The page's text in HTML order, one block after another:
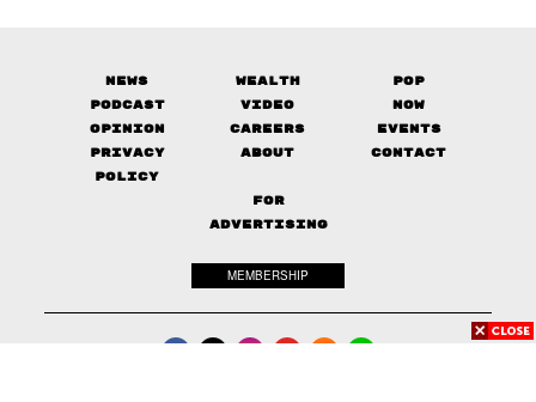
News Wealth
Pop
Podcast
Video
Now
Opinion
Careers
Events
Privacy
Policy
About Contact
FOR
ADVERTISING
MEMBERSHIP